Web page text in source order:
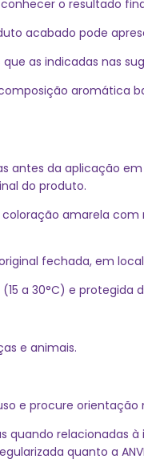
o resultado
acabado pode
as indicadas nas
aromática
antes da aplicação
do produto.
amarela
fechada, em
a 30°C) e protegida
e animais.
e procure orientação
quando relacionadas
quanto a